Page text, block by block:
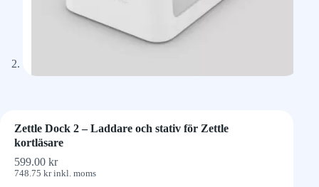
Zettle Dock 2 – Laddare och stativ för Zettle
kortläsare
599.00 kr
748.75 krinkl. moms